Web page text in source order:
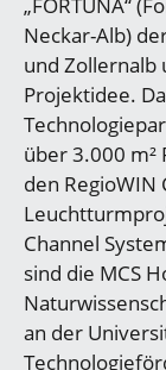
Neckar-Alb)
und Zollernalb
Projektidee.
über 3.000 m²
den RegioWIN
Channel
sind die MCS
an der